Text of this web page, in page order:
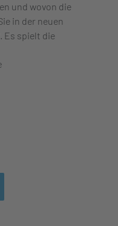
und wovon die
in der neuen
Es spielt die